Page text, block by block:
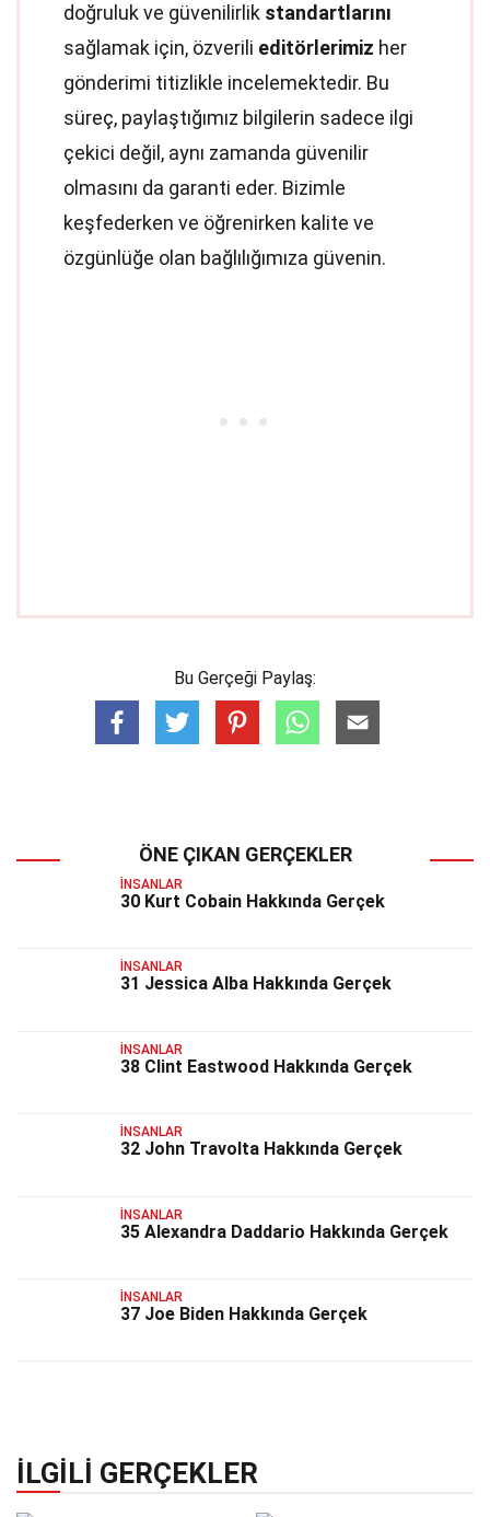
doğruluk ve güvenilirlik standartlarını
sağlamak için, özverili editörlerimiz her
gönderimi titizlikle incelemektedir. Bu
süreç, paylaştığımız bilgilerin sadece ilgi
çekici değil, aynı zamanda güvenilir
olmasını da garanti eder. Bizimle
keşfederken ve öğrenirken kalite ve
özgünlüğe olan bağlılığımıza güvenin.
Bu Gerçeği Paylaş:
ÖNE ÇIKAN GERÇEKLER
İNSANLAR
30 Kurt Cobain Hakkında Gerçek
İNSANLAR
31 Jessica Alba Hakkında Gerçek
İNSANLAR
38 Clint Eastwood Hakkında Gerçek
İNSANLAR
32 John Travolta Hakkında Gerçek
İNSANLAR
35 Alexandra Daddario Hakkında Gerçek
İNSANLAR
37 Joe Biden Hakkında Gerçek
İLGILI GERÇEKLER